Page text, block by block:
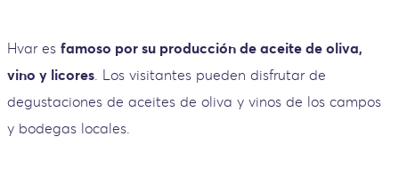
Hvar es famoso por su producción de aceite de oliva,
vino y licores. Los visitantes pueden disfrutar de
degustaciones de aceites de oliva y vinos de los campos
y bodegas locales.